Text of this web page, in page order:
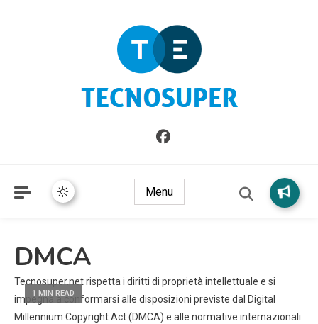
TecnoSuper.net
Informazioni sull'Italia. Seleziona gli argomenti di cui vuoi
saperne di più
Menu
DMCA
1 MIN READ
Tecnosuper.net rispetta i diritti di proprietà intellettuale e si
impegna a conformarsi alle disposizioni previste dal Digital
Millennium Copyright Act (DMCA) e alle normative internazionali